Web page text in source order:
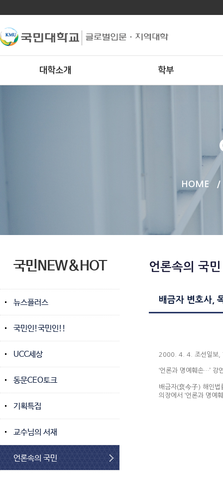
대학소개 학부
HOME /
국민NEW&HOT
뉴스플러스
국민인!국민인!!
UCC세상
동문CEO토크
기획특집
교수님의 서재
언론속의 국민
언론속의 국민
배금자 변호사,
2000. 4. 4. 조선일보,
‘언론과 명예훼손…’ 강
배금자(裵今子) 해인법
의장에서 ‘언론과 명예